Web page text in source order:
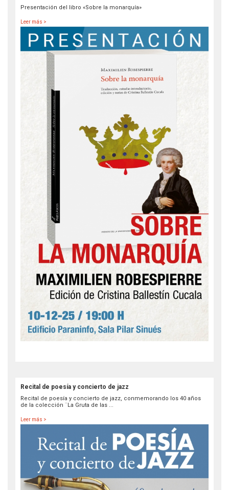
Presentación del libro «Sobre la monarquía»
Leer más >
Recital de poesía y concierto de jazz
Recital de poesía y concierto de jazz, conmemorando los 40 años
de la colección ¨La Gruta de las ...
Leer más >